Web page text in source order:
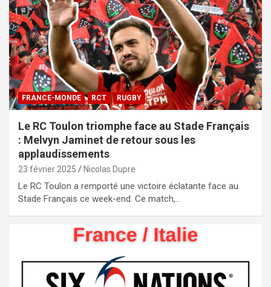
FRANCE-MONDE RCT RUGBY
Le RC Toulon triomphe face au Stade Français
: Melvyn Jaminet de retour sous les
applaudissements
23 février 2025 Nicolas Dupre
Le RC Toulon a remporté une victoire éclatante face au
Stade Français ce week-end. Ce match,…